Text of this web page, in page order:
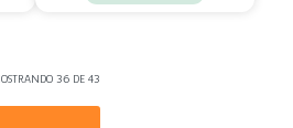
36 DE 43